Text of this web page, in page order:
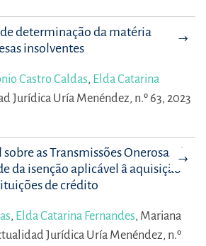
determinação da matéria
insolventes
Castro Caldas, Elda Catarina
Jurídica Uría Menéndez, n.º 63, 2023
as Transmissões Onerosas de
da isenção aplicável â aquisição
de crédito
, Elda Catarina Fernandes, Mariana
Jurídica Uría Menéndez, n.º